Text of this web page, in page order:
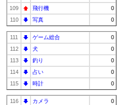
109
飛行機
0
110
写真 0
111 ゲーム総合
0
112
犬
0
113
釣り
0
114
占い
0
115
時計 0
116 カメラ
0